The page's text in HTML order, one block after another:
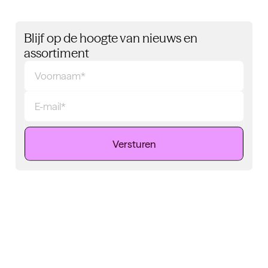
Blijf op de hoogte van nieuws en
assortiment
Versturen